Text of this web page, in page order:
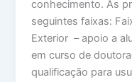
conhecimento. As
seguintes faixas:
Exterior – apoio a
em curso de
qualificação para